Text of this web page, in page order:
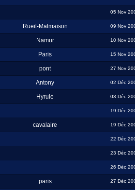
05 Nov
Rueil-Malmaison 09 Nov
Namur 10 Nov
Paris 15 Nov
pont 27 Nov
Antony 02 Déc
Hyrule 03 Déc
19 Déc
cavalaire 19 Déc
22 Déc
23 Déc
26 Déc
paris 27 Déc